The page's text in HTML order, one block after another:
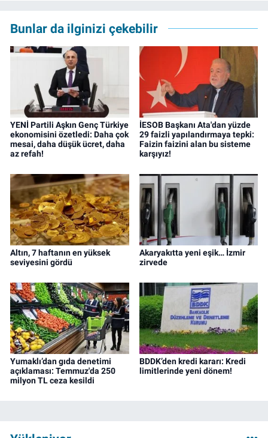
Bunlar da ilginizi çekebilir
YENİ Partili Aşkın Genç Türkiye
ekonomisini özetledi: Daha çok
mesai, daha düşük ücret, daha
az refah!
İESOB Başkanı Ata'dan yüzde
29 faizli yapılandırmaya tepki:
Faizin faizini alan bu sisteme
karşıyız!
Altın, 7 haftanın en yüksek
seviyesini gördü
Akaryakıtta yeni eşik… İzmir
zirvede
Yumaklı’dan gıda denetimi
açıklaması: Temmuz'da 250
milyon TL ceza kesildi
BDDK’den kredi kararı: Kredi
limitlerinde yeni dönem!